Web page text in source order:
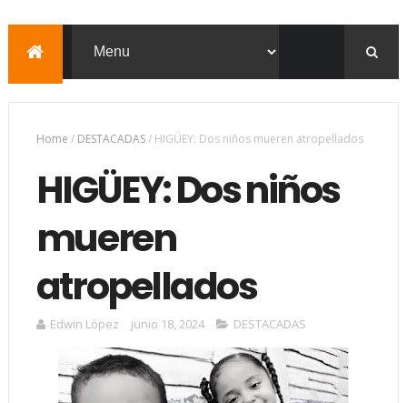
Home / DESTACADAS/ HIGÜEY: Dos niños mueren atropellados
HIGÜEY: Dos niños
mueren
atropellados
Edwin López junio 18, 2024 DESTACADAS